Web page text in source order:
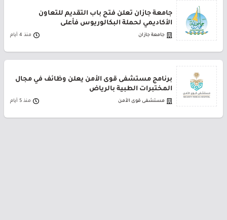
جامعة جازان تعلن فتح باب التقديم للتعاون
الأكاديمي لحملة البكالوريوس فأعلى
جامعة جازان منذ 4 أيام
برنامج مستشفى قوى الأمن يعلن وظائف في مجال
المختبرات الطبية بالرياض
مستشفى قوى الأمن منذ 5 أيام